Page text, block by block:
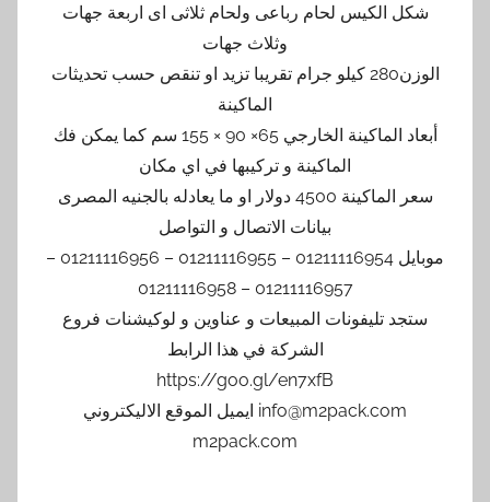
شكل الكيس لحام رباعى ولحام ثلاثى اى اربعة جهات
وثلاث جهات
الوزن280 كيلو جرام تقريبا تزيد او تنقص حسب تحديثات
الماكينة
أبعاد الماكينة الخارجي 65× 90 × 155 سم كما يمكن فك
الماكينة و تركيبها في اي مكان
سعر الماكينة 4500 دولار او ما يعادله بالجنيه المصرى
بيانات الاتصال و التواصل
موبايل 01211116954 – 01211116955 – 01211116956 –
01211116957 – 01211116958
ستجد تليفونات المبيعات و عناوين و لوكيشنات فروع
الشركة في هذا الرابط
https://goo.gl/en7xfB
info@m2pack.com ايميل الموقع الاليكتروني
m2pack.com